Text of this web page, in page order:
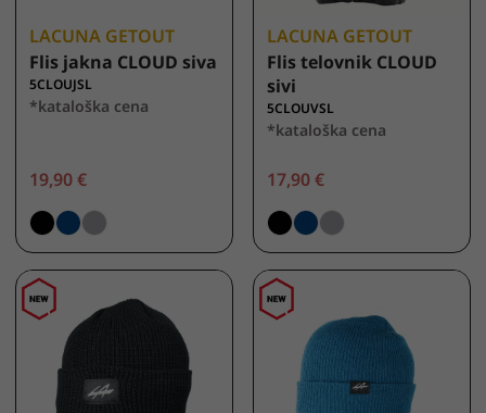
LACUNA GETOUT
Flis jakna CLOUD siva
5CLOUJSL
*kataloška cena
19,90 €
LACUNA GETOUT
Flis telovnik CLOUD
sivi
5CLOUVSL
*kataloška cena
17,90 €